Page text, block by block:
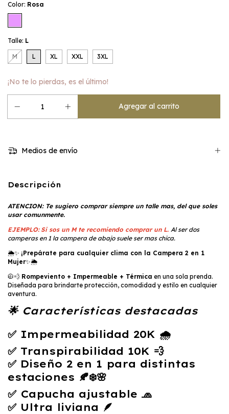
Color: Rosa
Talle: L
M L XL XXL 3XL
¡No te lo pierdas, es el último!
Medios de envío
Descripción
ATENCION: Te sugiero comprar siempre un talle mas, del que soles
usar comunmente.
EJEMPLO: Si sos un M te recomiendo comprar un L. Al ser dos
camperas en 1 la campera de abajo suele ser mas chica.
🌦️✨ ¡Prepárate para cualquier clima con la Campera 2 en 1
Mujer✨🌦️
🧥💨 Rompeviento + Impermeable + Térmica en una sola prenda.
Diseñada para brindarte protección, comodidad y estilo en cualquier
aventura.
🌟 Características destacadas
✅ Impermeabilidad 20K 🌧️
✅ Transpirabilidad 10K 💨
✅ Diseño 2 en 1 para distintas
estaciones 🍂❄️🌸
✅ Capucha ajustable 🧢
✅ Ultra liviana 🪶